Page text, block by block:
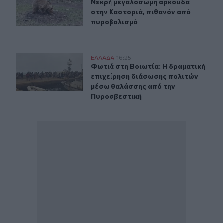
Νεκρή μεγαλόσωμη αρκούδα στην
Νεκρή μεγαλόσωμη αρκούδα
στην Καστοριά, πιθανόν από
πυροβολισμό
Φωτιά στη Βοιωτία: Η δραματική επιχείρηση
ΕΛΛAΔΑ 16:25
Φωτιά στη Βοιωτία: Η δραματική
Φωτιά στη Βοιωτία: Η δραματική
επιχείρηση διάσωσης πολιτών
μέσω θαλάσσης από την
Πυροσβεστική